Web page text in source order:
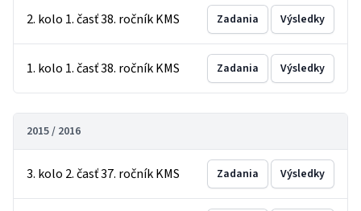
2. kolo 1. časť 38. ročník KMS Zadania Výsledky
1. kolo 1. časť 38. ročník KMS Zadania Výsledky
2015 / 2016
3. kolo 2. časť 37. ročník KMS Zadania Výsledky